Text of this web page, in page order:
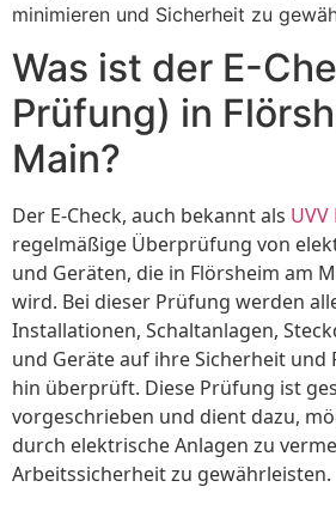
minimieren und Sicherheit zu
Was ist der E-
Prüfung) in
Main?
Der E-Check, auch bekannt als
regelmäßige Überprüfung von
und Geräten, die in Flörsheim am
wird. Bei dieser Prüfung werden
Installationen, Schaltanlagen,
und Geräte auf ihre Sicherheit
hin überprüft. Diese Prüfung ist
vorgeschrieben und dient dazu,
durch elektrische Anlagen zu
Arbeitssicherheit zu gewährleisten.